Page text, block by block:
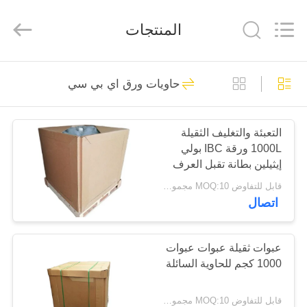
مسكن
منتجات
عرض
الواقع
الافتراضي
معلومات
Energy-
saving
Reserved.
أكياس ورق كرافت
متعددة الحوائط
272
لصق أكياس الورق
متعدد الجدران صمام
187
المنتجات
حاويات ورق اي بي سي
التعبئة والتغليف الثقيلة
1000L ورقة IBC بولي
إيثيلين بطانة تقبل العرف
قابل للتفاوض MOQ:10 مجموعات
اتصال
عبوات ثقيلة عبوات عبوات
1000 كجم للحاوية السائلة
قابل للتفاوض MOQ:10 مجموعات